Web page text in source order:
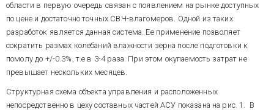
вместимость емкостей - от 13
до 50 т зерна, расход потоков от
том, что уровни в емкостях с
зерном не обладают свойством
самовыравнивания.
Конечными целями управления
являются:
стабилизация заданной
слоя (иначе – времени
прохождения емкости) в
группах последовательно
включенных емкостей.
согласованного
автоматического
области в первую очередь связан с появлением на рынке доступных
по цене и достаточно точных СВЧ-влагомеров. Одной из таких
разработок является данная система. Ее применение позволяет
сократить размах колебаний влажности зерна после подготовки к
помолу до +/-0.3%, т.е в 3-4 раза. При этом окупаемость затрат не
превышает нескольких месяцев.
Структурная схема объекта управления и расположенных
непосредственно в цеху составных частей АСУ показана на рис. 1. В